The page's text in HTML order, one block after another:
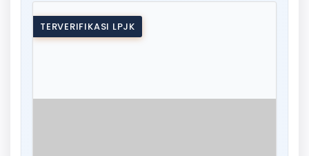
TERVERIFIKASI LPJK